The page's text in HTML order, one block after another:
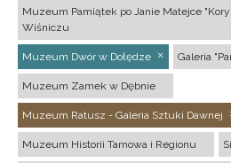
Muzeum Pamiątek po Janie Matejce
Wiśniczu
Muzeum Dwór w Dołędze Galeria
Muzeum Zamek w Dębnie
Muzeum Ratusz - Galeria Sztuki Dawnej
Muzeum Historii Tarnowa i Regionu